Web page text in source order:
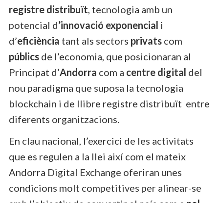
registre distribuït, tecnologia amb un
potencial d’innovació exponencial i
d’eficiència tant als sectors privats com
públics de l’economia, que posicionaran al
Principat d’Andorra com a centre digital del
nou paradigma que suposa la tecnologia
blockchain i de llibre registre distribuït entre
diferents organitzacions.
En clau nacional, l’exercici de les activitats
que es regulen a la llei així com el mateix
Andorra Digital Exchange oferiran unes
condicions molt competitives per alinear-se